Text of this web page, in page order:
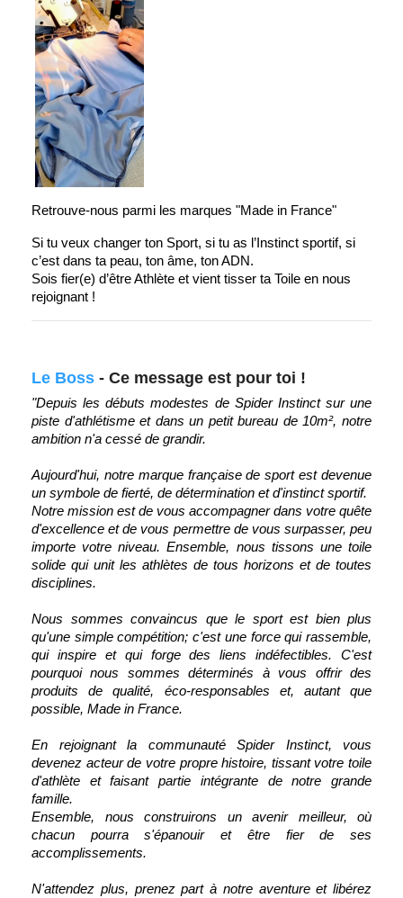
Retrouve-nous parmi les marques "Made in France"
Si tu veux changer ton Sport, si tu as l’Instinct sportif, si
c’est dans ta peau, ton âme, ton ADN.
Sois fier(e) d’être Athlète et vient tisser ta Toile en nous
rejoignant !
Le Boss - Ce message est pour toi !
"Depuis les débuts modestes de Spider Instinct sur une
piste d'athlétisme et dans un petit bureau de 10m², notre
ambition n'a cessé de grandir.
Aujourd'hui, notre marque française de sport est devenue
un symbole de fierté, de détermination et d'instinct sportif.
Notre mission est de vous accompagner dans votre quête
d'excellence et de vous permettre de vous surpasser, peu
importe votre niveau. Ensemble, nous tissons une toile
solide qui unit les athlètes de tous horizons et de toutes
disciplines.
Nous sommes convaincus que le sport est bien plus
qu'une simple compétition; c'est une force qui rassemble,
qui inspire et qui forge des liens indéfectibles. C'est
pourquoi nous sommes déterminés à vous offrir des
produits de qualité, éco-responsables et, autant que
possible, Made in France.
En rejoignant la communauté Spider Instinct, vous
devenez acteur de votre propre histoire, tissant votre toile
d'athlète et faisant partie intégrante de notre grande
famille.
Ensemble, nous construirons un avenir meilleur, où
chacun pourra s'épanouir et être fier de ses
accomplissements.
N'attendez plus, prenez part à notre aventure et libérez